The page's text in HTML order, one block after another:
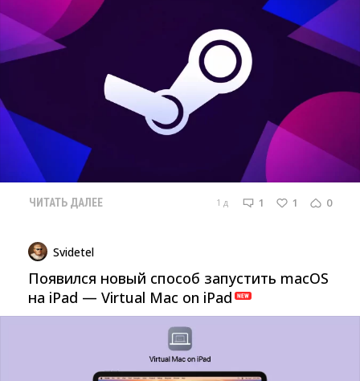
ЧИТАТЬ ДАЛЕЕ 1 д 1 1 0
Svidetel
Появился новый способ запустить macOS
на iPad — Virtual Mac on iPad